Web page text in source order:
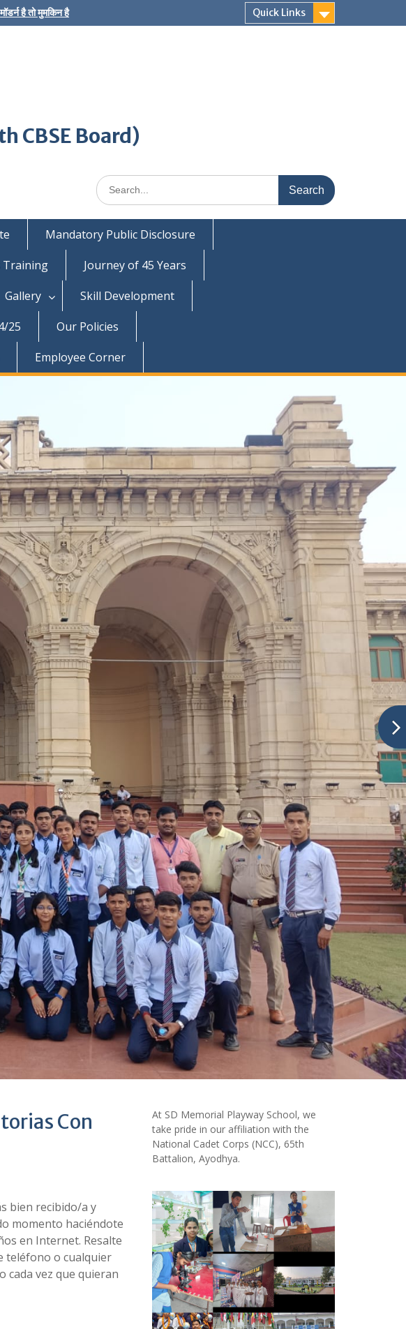
मॉडर्न है तो मुमकिन है Quick Links
CBSE Board)
Search
for:
Mandatory Public Disclosure
Training
Journey of 45 Years
Gallery
Skill Development
25
Our Policies
Employee Corner
Con
bien recibido/a y
momento haciéndote
en Internet. Resalte
teléfono o cualquier
cada vez que quieran
At SD Memorial Playway School, we
take pride in our affiliation with the
National Cadet Corps (NCC), 65th
Battalion, Ayodhya.